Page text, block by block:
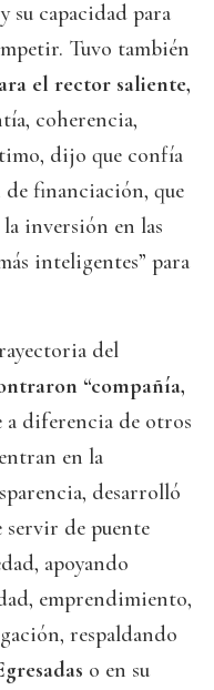
su capacidad para
Tuvo también
el rector saliente,
coherencia,
dijo que confía
de financiación, que
la inversión en las
inteligentes” para
del
“compañía,
a diferencia de otros
en la
desarrolló
de puente
apoyando
emprendimiento,
respaldando
o en su